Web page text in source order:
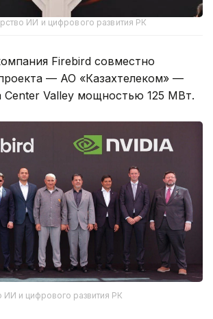
ИИ и цифрового развития РК
Firebird совместно
— АО «Казахтелеком» —
Center Valley мощностью 125 МВт.
и цифрового развития РК